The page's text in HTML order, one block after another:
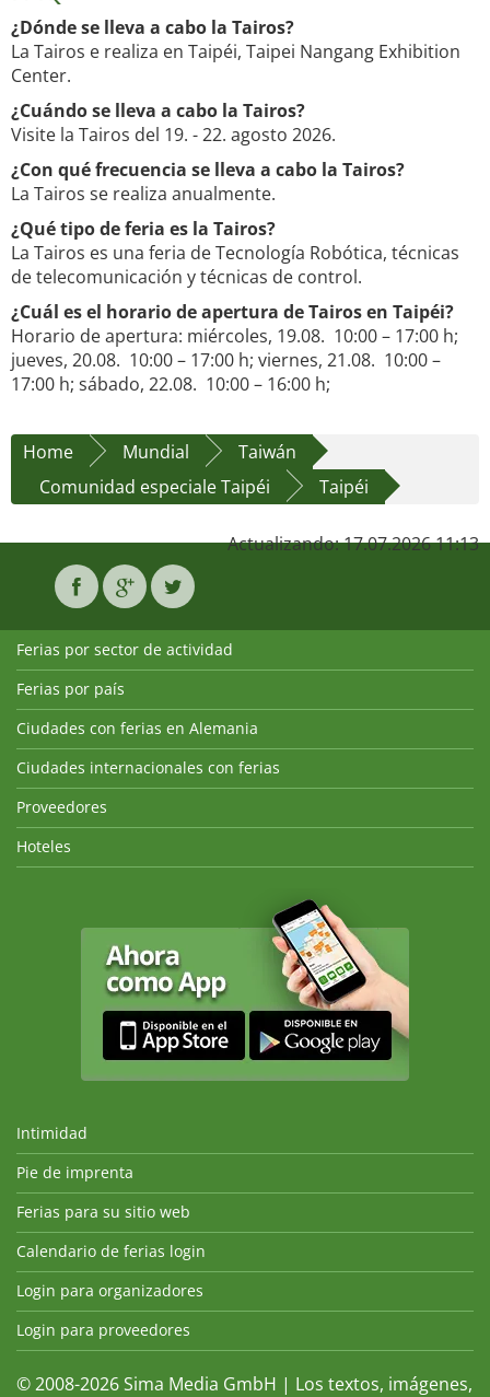
¿Dónde se lleva a cabo la Tairos?
La Tairos e realiza en Taipéi, Taipei Nangang Exhibition
Center.
¿Cuándo se lleva a cabo la Tairos?
Visite la Tairos del 19. - 22. agosto 2026.
¿Con qué frecuencia se lleva a cabo la Tairos?
La Tairos se realiza anualmente.
¿Qué tipo de feria es la Tairos?
La Tairos es una feria de Tecnología Robótica, técnicas
de telecomunicación y técnicas de control.
¿Cuál es el horario de apertura de Tairos en Taipéi?
Horario de apertura: miércoles, 19.08. 10:00 – 17:00 h;
jueves, 20.08. 10:00 – 17:00 h; viernes, 21.08. 10:00 –
17:00 h; sábado, 22.08. 10:00 – 16:00 h;
Home Mundial
Taiwán
Comunidad especiale Taipéi
Taipéi
Actualizando: 17.07.2026 11:13
Ferias por sector de actividad
Ferias por país
Ciudades con ferias en Alemania
Ciudades internacionales con ferias
Proveedores
Hoteles
Intimidad
Pie de imprenta
Ferias para su sitio web
Calendario de ferias login
Login para organizadores
Login para proveedores
© 2008-2026 Sima Media GmbH | Los textos, imágenes,